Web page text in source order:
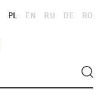
PL EN RU DE RO